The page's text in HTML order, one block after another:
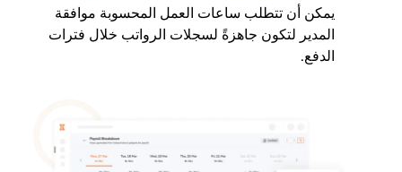
يمكن أن تتطلب ساعات العمل المحسوبة موافقة
المدير لتكون جاهزةً لسجلات الرواتب خلال فترات
الدفع.